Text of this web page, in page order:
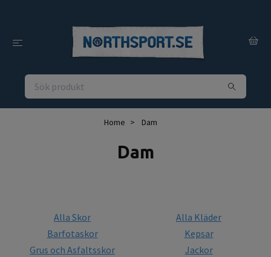
Home Dam
Dam
Alla Skor
Alla Kläder
Barfotaskor
Kepsar
Grus och Asfaltsskor
Jackor